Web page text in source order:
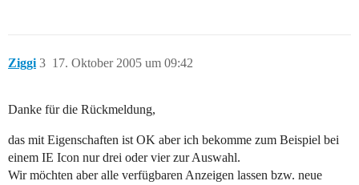
Ziggi 17. Oktober 2005 um 09:42
3
Danke für die Rückmeldung,
das mit Eigenschaften ist OK aber ich bekomme zum Beispiel bei
einem IE Icon nur drei oder vier zur Auswahl.
Wir möchten aber alle verfügbaren Anzeigen lassen bzw. neue